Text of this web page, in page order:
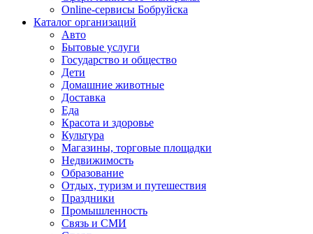
Online-сервисы Бобруйска
Каталог организаций
Авто
Бытовые услуги
Государство и общество
Дети
Домашние животные
Доставка
Еда
Красота и здоровье
Культура
Магазины, торговые площадки
Недвижимость
Образование
Отдых, туризм и путешествия
Праздники
Промышленность
Связь и СМИ